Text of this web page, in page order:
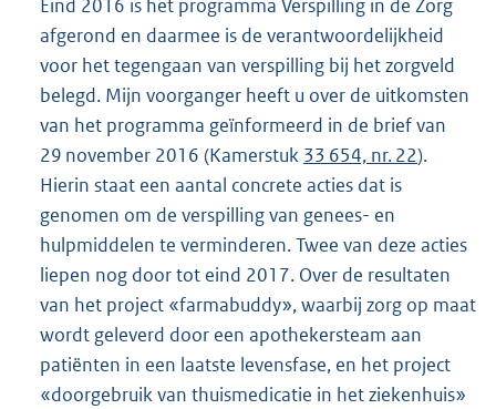
Eind 2016 is het programma Verspilling in de Zorg
afgerond en daarmee is de verantwoordelijkheid
voor het tegengaan van verspilling bij het zorgveld
belegd. Mijn voorganger heeft u over de uitkomsten
van het programma geïnformeerd in de brief van
29 november 2016 (Kamerstuk 33 654, nr. 22).
Hierin staat een aantal concrete acties dat is
genomen om de verspilling van genees- en
hulpmiddelen te verminderen. Twee van deze acties
liepen nog door tot eind 2017. Over de resultaten
van het project «farmabuddy», waarbij zorg op maat
wordt geleverd door een apothekersteam aan
patiënten in een laatste levensfase, en het project
«doorgebruik van thuismedicatie in het ziekenhuis»